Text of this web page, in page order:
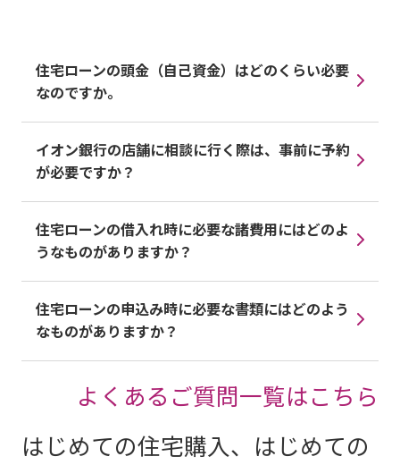
住宅ローンの頭金（自己資金）はどのくらい必要
なのですか。
イオン銀行の店舗に相談に行く際は、事前に予約
が必要ですか？
住宅ローンの借入れ時に必要な諸費用にはどのよ
うなものがありますか？
住宅ローンの申込み時に必要な書類にはどのよう
なものがありますか？
よくあるご質問一覧はこちら
はじめての住宅購入、はじめての